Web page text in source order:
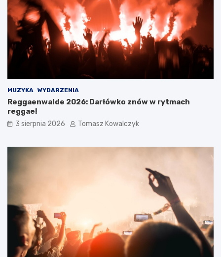
MUZYKA WYDARZENIA
Reggaenwalde 2026: Darłówko znów w rytmach
reggae!
3 sierpnia 2026 Tomasz Kowalczyk